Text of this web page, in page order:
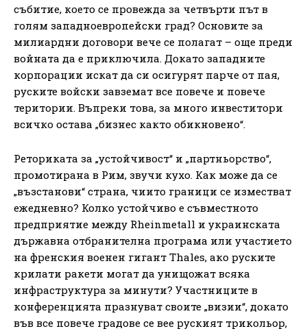
събитие, което се провежда за четвърти път в
голям западноевропейски град? Основите за
милиардни договори вече се полагат – още преди
войната да е приключила. Докато западните
корпорации искат да си осигурят парче от пая,
руските войски завземат все повече и повече
територии. Въпреки това, за много инвеститори
всичко остава „бизнес както обикновено“.
Реториката за „устойчивост“ и „партньорство“,
промотирана в Рим, звучи кухо. Как може да се
„възстанови“ страна, чиито граници се изместват
ежедневно? Колко устойчиво е съвместното
предприятие между Rheinmetall и украинската
държавна отбранителна програма или участието
на френския военен гигант Thales, ако руските
крилати ракети могат да унищожат всяка
инфраструктура за минути? Участниците в
конференцията празнуват своите „визии“, докато
във все повече градове се вее руският трикольор,